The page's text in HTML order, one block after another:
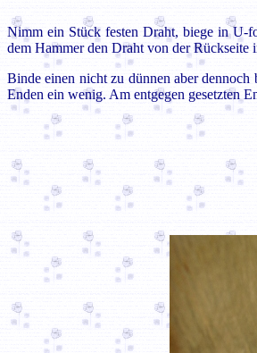
Nimm ein Stück festen Draht, biege in U-
dem Hammer den Draht von der
Binde einen nicht zu dünnen aber dennoch
Enden ein wenig. Am entgegen gesetzten